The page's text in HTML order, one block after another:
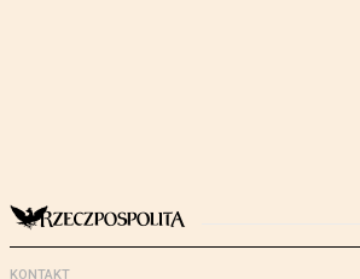
KONTAKT